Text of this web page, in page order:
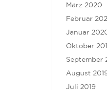
März 2020
Februar
Januar
Oktober
September
August
Juli 2019